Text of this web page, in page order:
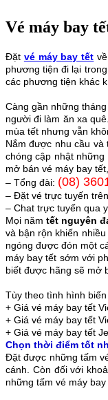
Vé máy bay
Đặt vé máy bay tết
phương tiện đi lại
các phương tiện khác
Càng gần những
người đi làm ăn xa
mùa tết nhưng vẫn
Nắm được nhu cầu và
chóng cập nhật
mở bán vé máy bay
– Tổng đài: (08)
– Đặt vé trực tuyến
– Chat trực tuyến qua
Mọi nămtết nguyên
và bận rộn khiến
ngóng được đón một
máy bay tết sớm với
biết được hãng sẽ mở
Tùy theo tình hình
+ Giá vé máy bay tết
+ Giá vé máy bay tết
+ Giá vé máy bay tết
Chọn thời điểm tốt
Đặt được những tấm
cánh. Còn đối với
những tấm vé máy